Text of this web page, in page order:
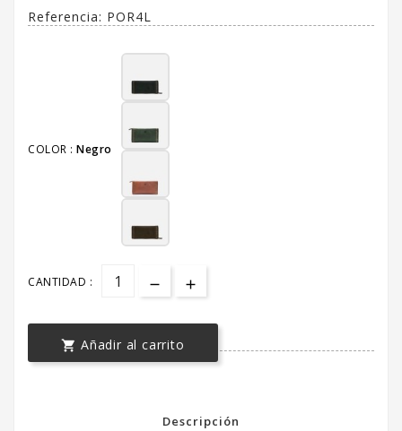
Referencia: POR4L
COLOR : Negro
CANTIDAD :
 Añadir al carrito
Descripción